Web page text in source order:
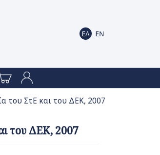
του ΣτΕ και του ΔΕΚ, 2007
του ΔΕΚ, 2007